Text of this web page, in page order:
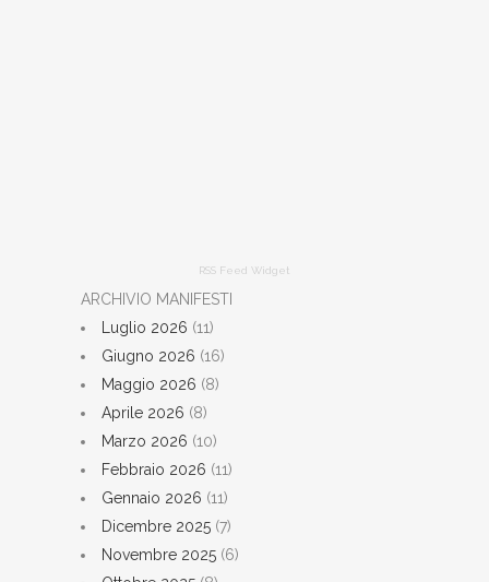
RSS Feed Widget
ARCHIVIO MANIFESTI
Luglio 2026 (11)
Giugno 2026 (16)
Maggio 2026 (8)
Aprile 2026 (8)
Marzo 2026 (10)
Febbraio 2026 (11)
Gennaio 2026 (11)
Dicembre 2025 (7)
Novembre 2025 (6)